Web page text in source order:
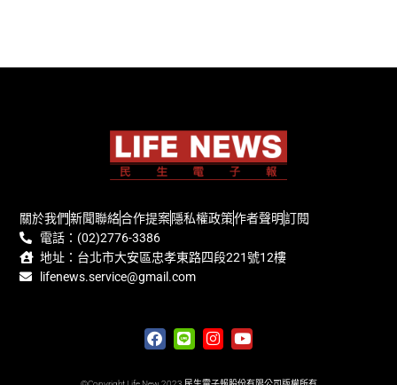
關於我們新聞聯絡合作提案隱私權政策作者聲明訂閱
電話：(02)2776-3386
地址：台北市大安區忠孝東路四段221號12樓
lifenews.service@gmail.com